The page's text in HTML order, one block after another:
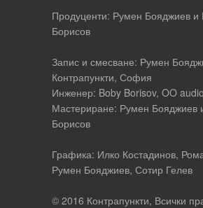
Продуценти: Румен Бояджиев и
Борисов
Запис и смесване: Румен
Контрапункти, София
Инженер: Boby Borisov, OO
Мастериране: Румен Бояджиев
Борисов
Графика: Илко Костадинов,
Румен Бояджиев, Сотир Гелев
© 2016 Контрапункти, Всички